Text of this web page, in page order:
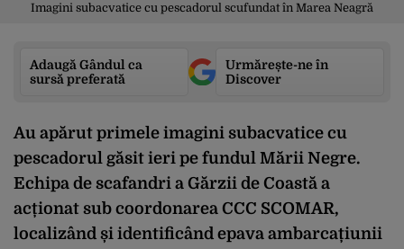
Imagini subacvatice cu pescadorul scufundat în Marea Neagră
Adaugă Gândul ca
sursă preferată
Urmărește-ne în
Discover
Au apărut primele imagini subacvatice cu
pescadorul găsit ieri pe fundul Mării Negre.
Echipa de scafandri a Gărzii de Coastă a
acționat sub coordonarea CCC SCOMAR,
localizând și identificând epava ambarcațiunii